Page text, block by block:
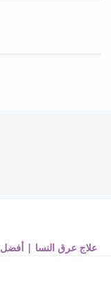
علاج عرق النسا |